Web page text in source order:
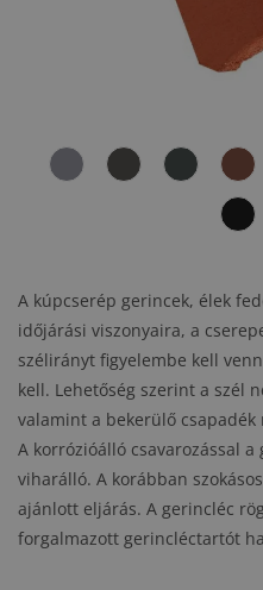
A kúpcserép gerincek, élek
időjárási viszonyaira, a
szélirányt figyelembe kell
kell. Lehetőség szerint a szél
valamint a bekerülő
A korrózióálló csavarozással
viharálló. A korábban
ajánlott eljárás. A gerincléc
forgalmazott gerincléctartót